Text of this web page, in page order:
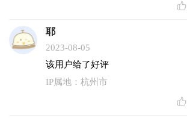
耶
2023-08-05
该用户给了好评
IP属地：杭州市